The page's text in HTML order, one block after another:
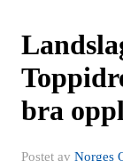
bra
Postet av Norges